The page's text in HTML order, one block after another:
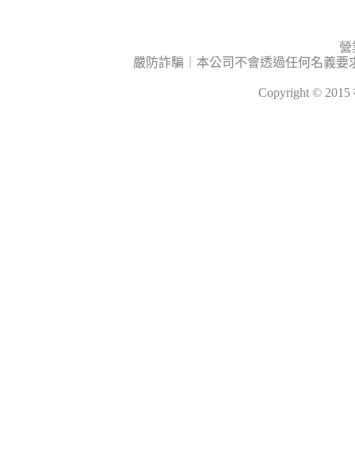
營
嚴防詐騙｜本公司不會透過任何名義
Copyright ©